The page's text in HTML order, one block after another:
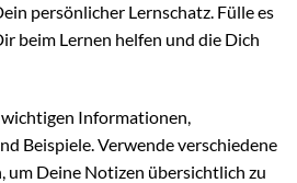
persönlicher Lernschatz. Fülle es
beim Lernen helfen und die Dich
Informationen,
Beispiele. Verwende verschiedene
um Deine Notizen übersichtlich zu